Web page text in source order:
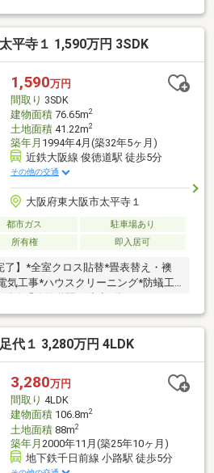
ｍ）コンビニやスーパーも近く、
！お出掛けや出勤にも便利な立地と
の際はお気軽にお問い合わせくださ
平寺１ 1,590万円 3SDK
1,590万円
間取り 3SDK
建物面積76.65m2
土地面積41.22m2
築年月 1994年4月(築32年5ヶ月)
近鉄大阪線 俊徳道駅 徒歩5分
その他の交通
大阪府東大阪市太平寺１
都市ガス
駐車場あり
所有権 即入居可
了】*全室クロス貼替*畳表替え・襖
気工事*ハウスクリーニング*防蟻工
勤・通学に便利な【駅近戸建】2WAY
感有*ハイルーフ車可能なインナー
『収納力の高いプラン』*教育施設
*毎日のお買い物に便利なスーパー多
つろぐひととき■毎日のお買物や、子
物件～で新生活をスタート♪
代１ 3,280万円 4LDK
3,280万円
間取り 4LDK
建物面積106.8m2
土地面積88m2
築年月 2000年11月(築25年10ヶ月)
地下鉄千日前線 小路駅 徒歩5分